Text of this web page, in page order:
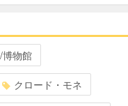
博物館
クロード・モネ